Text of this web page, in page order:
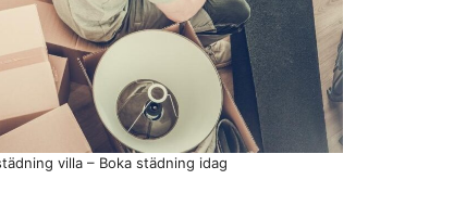
villa – Boka städning idag